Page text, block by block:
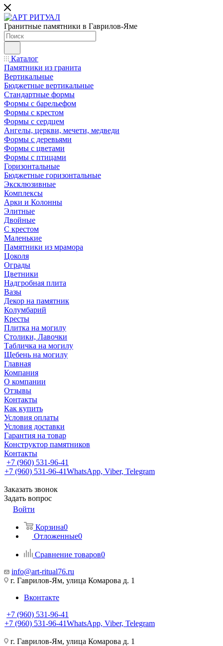
Гранитные памятники в Гаврилов-Яме
Каталог
Памятники из гранита
Вертикальные
Бюджетные вертикальные
Стандартные формы
Формы с барельефом
Формы с крестом
Формы с сердцем
Ангелы, церкви, мечети, медведи
Формы с деревьями
Формы с цветами
Формы с птицами
Горизонтальные
Бюджетные горизонтальные
Эксклюзивные
Комплексы
Арки и Колонны
Элитные
Двойные
С крестом
Маленькие
Памятники из мрамора
Цоколя
Ограды
Цветники
Надгробная плита
Вазы
Декор на памятник
Колумбарий
Кресты
Плитка на могилу
Столики, Лавочки
Табличка на могилу
Щебень на могилу
Главная
Компания
О компании
Отзывы
Контакты
Как купить
Условия оплаты
Условия доставки
Гарантия на товар
Конструктор памятников
Контакты
+7 (960) 531-96-41
+7 (960) 531-96-41WhatsApp, Viber, Telegram
Заказать звонок
Задать вопрос
Войти
Корзина0
Отложенные0
Сравнение товаров0
info@art-ritual76.ru
г. Гаврилов-Ям, улица Комарова д. 1
Вконтакте
+7 (960) 531-96-41
+7 (960) 531-96-41WhatsApp, Viber, Telegram
г. Гаврилов-Ям, улица Комарова д. 1